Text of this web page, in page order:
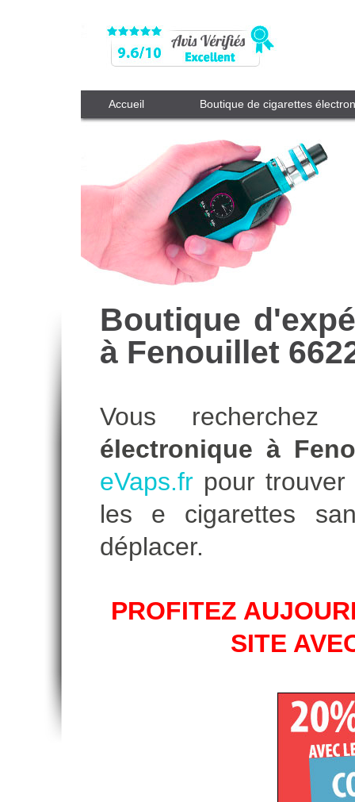
Accueil Boutique de cigarettes
Boutique
à Fenouillet
Vous
électronique à
eVaps.frpour trouver
les e cigarettes
déplacer.
PROFITEZ
SITE